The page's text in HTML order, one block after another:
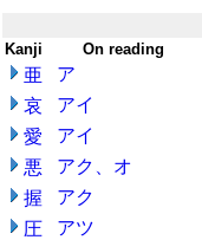
Kanji On reading
亜
ア
哀
アイ
愛
アイ
悪
アク、オ
握
アク
圧
アツ